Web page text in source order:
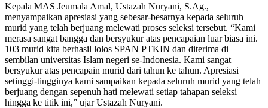
Kepala MAS Jeumala Amal, Ustazah Nuryani, S.Ag.,
menyampaikan apresiasi yang sebesar-besarnya kepada seluruh
murid yang telah berjuang melewati proses seleksi tersebut. “Kami
merasa sangat bangga dan bersyukur atas pencapaian luar biasa ini.
103 murid kita berhasil lolos SPAN PTKIN dan diterima di
sembilan universitas Islam negeri se-Indonesia. Kami sangat
bersyukur atas pencapain murid dari tahun ke tahun. Apresiasi
setinggi-tingginya kami sampaikan kepada seluruh murid yang telah
berjuang dengan sepenuh hati melewati setiap tahapan seleksi
hingga ke titik ini,” ujar Ustazah Nuryani.